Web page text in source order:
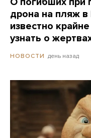
дрона на пляж
известно
узнать о
НОВОСТИ день назад